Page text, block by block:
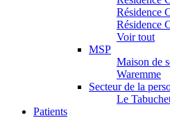
Résidence
Résidence
Voir tout
MSP
Maison de
Waremme
Secteur de la
Le
Patients